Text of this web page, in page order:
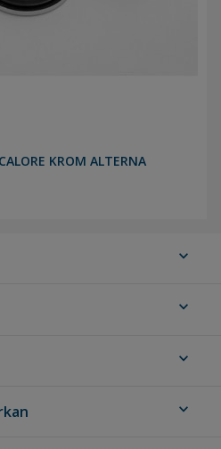
KROM ALTERNA
expand_more
expand_more
expand_more
expand_more